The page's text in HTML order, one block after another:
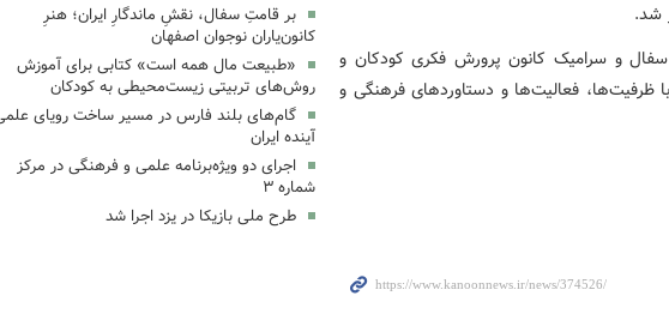
شد.
و سرامیک کانون پرورش فکری کودکان و
ظرفیت‌ها، فعالیت‌ها و دستاوردهای فرهنگی و
بر قامتِ سفال، نقشِ ماندگارِ ایران؛ هنرِ
کانون‌یاران نوجوان اصفهان
«طبیعت مال همه است» کتابی برای آموزش
روش‌های تربیتی زیست‌محیطی به کودکان
گام‌های بلند فارس در مسیر ساخت رویای
آینده ایران
اجرای دو ویژه‌برنامه علمی و فرهنگی در مرکز
شماره ۳
طرح ملی بازیکا در یزد اجرا شد